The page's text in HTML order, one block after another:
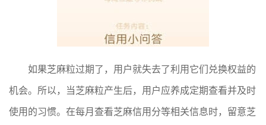
如果芝麻粒过期了，用户就失去了利用它们兑换权益的
机会。所以，当芝麻粒产生后，用户应养成定期查看并及时
使用的习惯。在每月查看芝麻信用分等相关信息时，留意芝